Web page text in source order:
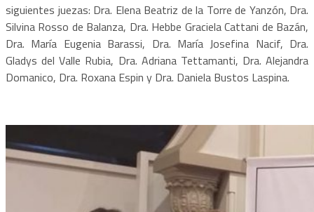
siguientes juezas: Dra. Elena Beatriz de la Torre de Yanzón, Dra.
Silvina Rosso de Balanza, Dra. Hebbe Graciela Cattani de Bazán,
Dra. María Eugenia Barassi, Dra. María Josefina Nacif, Dra.
Gladys del Valle Rubia, Dra. Adriana Tettamanti, Dra. Alejandra
Domanico, Dra. Roxana Espin y Dra. Daniela Bustos Laspina.